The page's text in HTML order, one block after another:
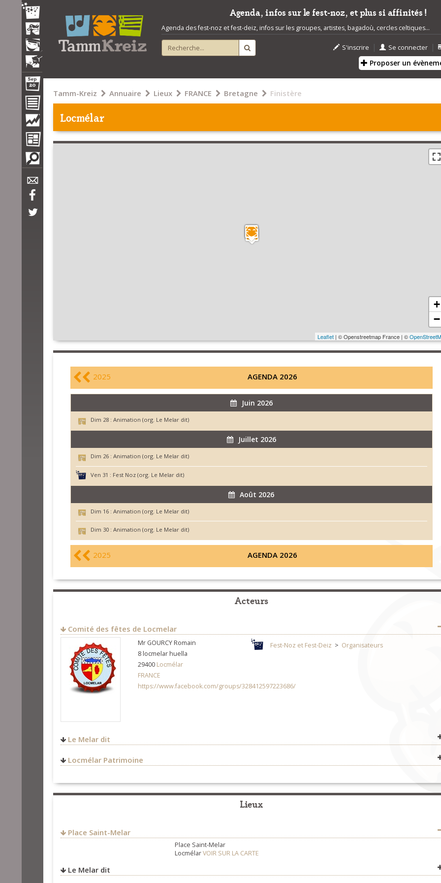
Agenda, infos sur le fest-noz, et plus si affinités !
Agenda des fest-noz et fest-deiz, infos sur les groupes, artistes, bagadoù, cercles celtiques...
S'inscrire | Se connecter |
Proposer un
Tamm-Kreiz Annuaire Lieux FRANCE Bretagne Finistère
Locmélar
+
−
Leaflet| © Openstreetmap France | ©
2025 AGENDA 2026
Juin 2026
Dim 28 : Animation (org. Le Melar dit)
Juillet 2026
Dim 26 : Animation (org. Le Melar dit)
Ven 31 : Fest Noz (org. Le Melar dit)
Août 2026
Dim 16 : Animation (org. Le Melar dit)
Dim 30 : Animation (org. Le Melar dit)
2025 AGENDA 2026
Acteurs
Comité des fêtes de Locmelar
Mr GOURCY Romain
8 locmelar huella
29400 Locmélar
FRANCE
https://www.facebook.com/groups/328412597223686/
Fest-Noz et Fest-Deiz > Organisateurs
Le Melar dit
29400Locmélar
Locmélar Patrimoine
Lieux
Place Saint-Melar
Place Saint-Melar
LocmélarVOIR SUR LA CARTE
Le Melar dit